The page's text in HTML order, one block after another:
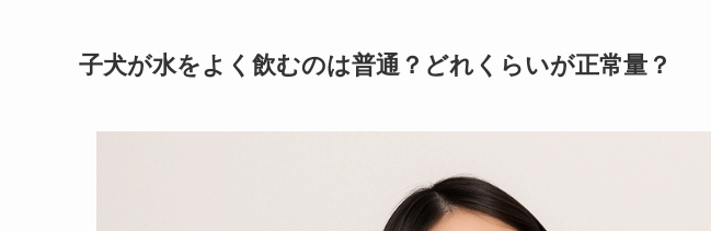
子犬が水をよく飲むのは普通？どれくらいが正常量？